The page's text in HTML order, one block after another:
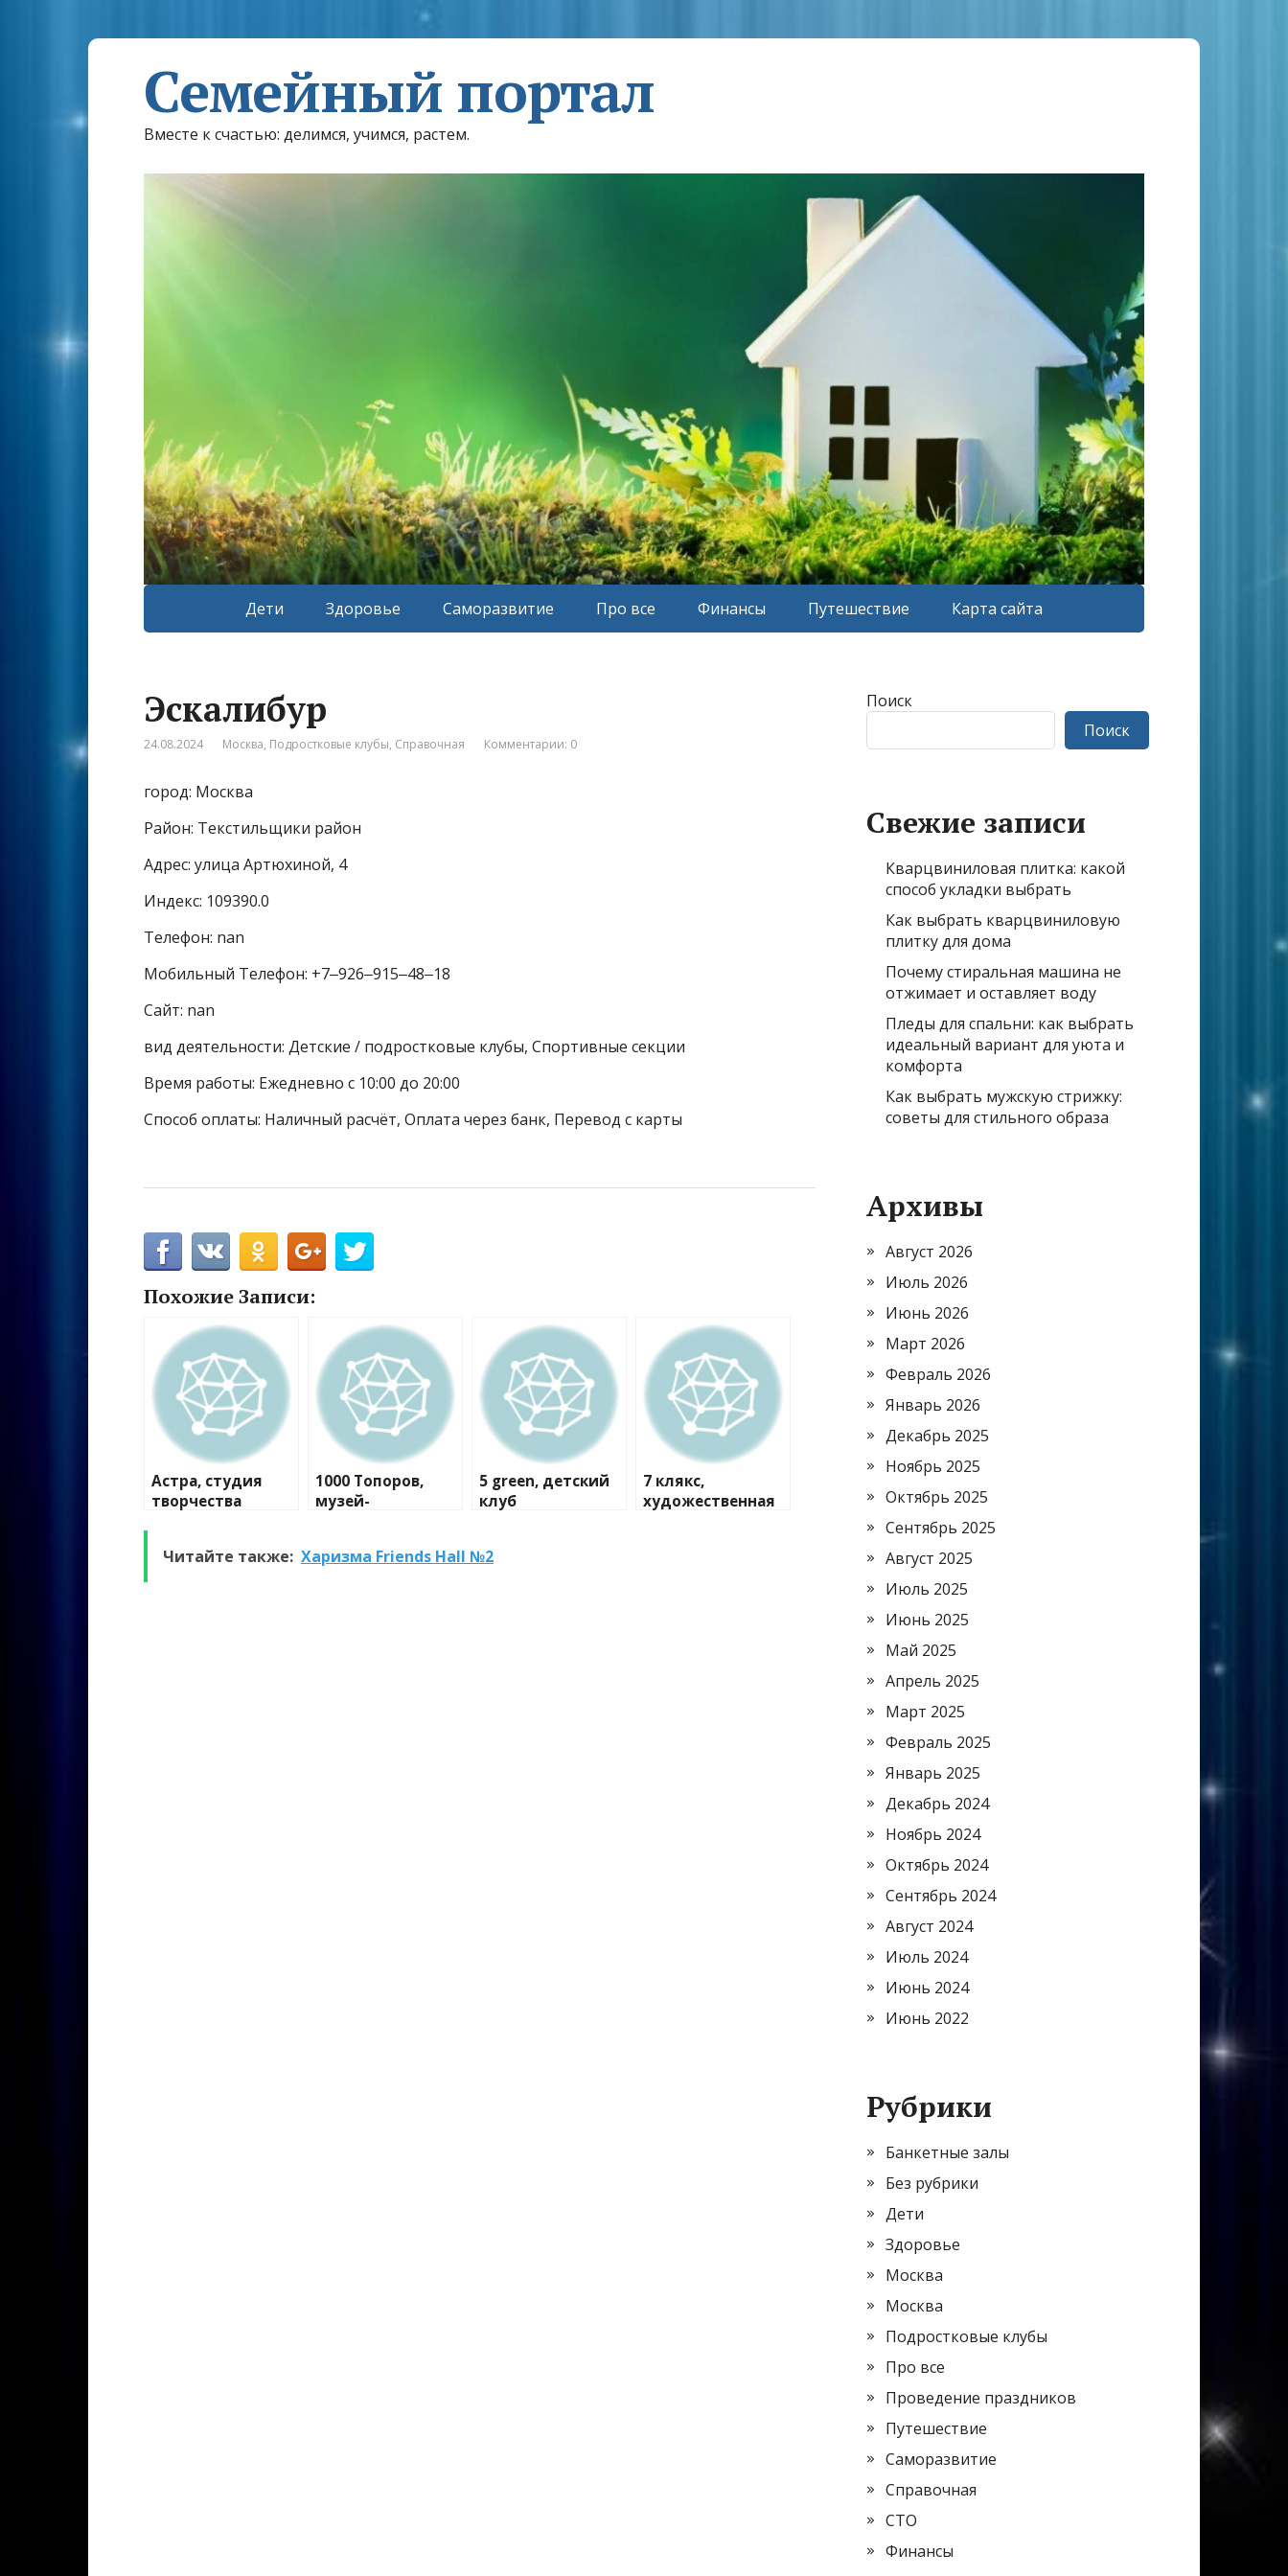
Семейный портал
Вместе к счастью: делимся, учимся, растем.
Дети Здоровье Саморазвитие Про все Финансы Путешествие Карта сайта
Эскалибур
24.08.2024 Москва, Подростковые клубы, Справочная Комментарии: 0
город: Москва
Район: Текстильщики район
Адрес: улица Артюхиной, 4
Индекс: 109390.0
Телефон: nan
Мобильный Телефон: +7‒926‒915‒48‒18
Сайт: nan
вид деятельности: Детские / подростковые клубы, Спортивные секции
Время работы: Ежедневно с 10:00 до 20:00
Способ оплаты: Наличный расчёт, Оплата через банк, Перевод с карты
Похожие Записи:
Астра, студия
творчества
1000 Топоров,
музей-
5 green, детский
клуб
7 клякс,
художественная
Читайте также: Харизма Friends Hall №2
Поиск
Поиск
Свежие записи
Кварцвиниловая плитка: какой
способ укладки выбрать
Как выбрать кварцвиниловую
плитку для дома
Почему стиральная машина не
отжимает и оставляет воду
Пледы для спальни: как выбрать
идеальный вариант для уюта и
комфорта
Как выбрать мужскую стрижку:
советы для стильного образа
Архивы
Август 2026
Июль 2026
Июнь 2026
Март 2026
Февраль 2026
Январь 2026
Декабрь 2025
Ноябрь 2025
Октябрь 2025
Сентябрь 2025
Август 2025
Июль 2025
Июнь 2025
Май 2025
Апрель 2025
Март 2025
Февраль 2025
Январь 2025
Декабрь 2024
Ноябрь 2024
Октябрь 2024
Сентябрь 2024
Август 2024
Июль 2024
Июнь 2024
Июнь 2022
Рубрики
Банкетные залы
Без рубрики
Дети
Здоровье
Москва
Москва
Подростковые клубы
Про все
Проведение праздников
Путешествие
Саморазвитие
Справочная
СТО
Финансы